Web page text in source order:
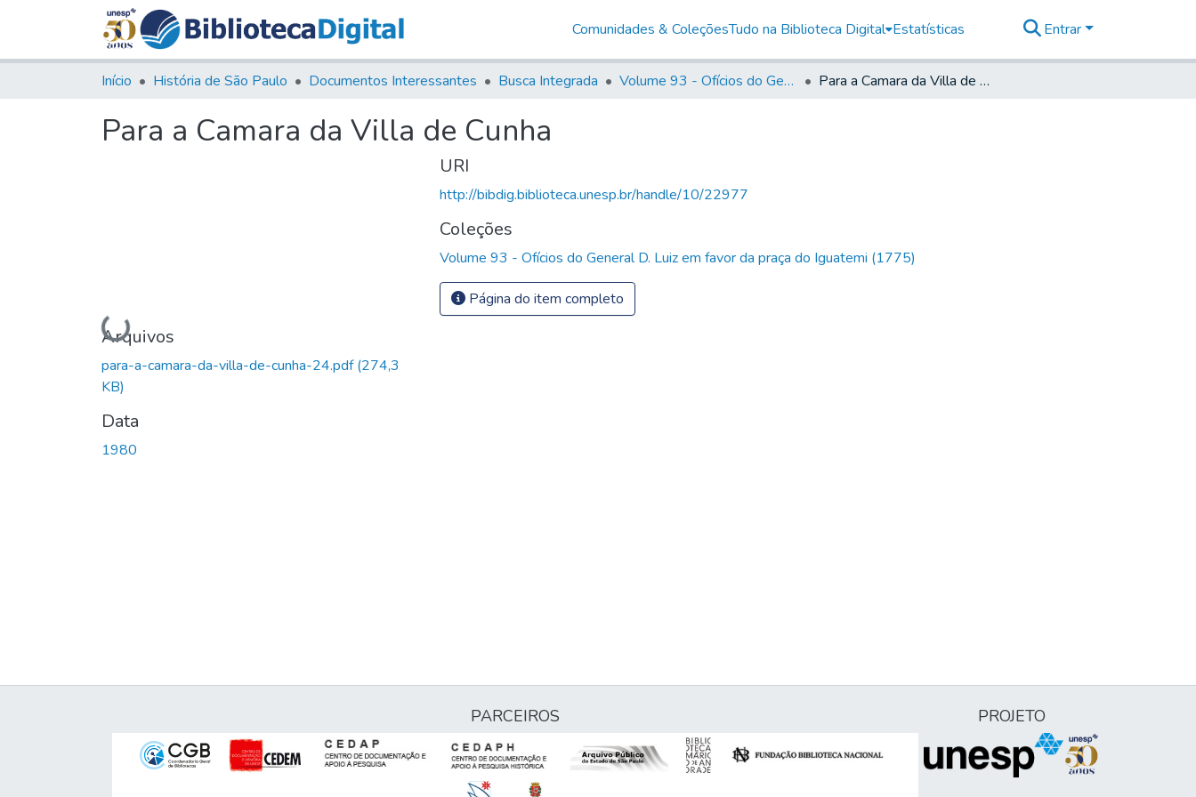
Comunidades & ColeçõesTudo na Biblioteca Digital Estatísticas Entrar
Início História de São Paulo Documentos Interessantes Busca Integrada Volume 93 - Ofícios do General D. Luiz em favor da praça do Iguatemi (1775) Para a Camara da Villa de Cunha
Para a Camara da Villa de Cunha
Carregando...
Arquivos
para-a-camara-da-villa-de-cunha-24.pdf(274,3
KB)
Data
1980
URI
http://bibdig.biblioteca.unesp.br/handle/10/22977
Coleções
Volume 93 - Ofícios do General D. Luiz em favor da praça do Iguatemi (1775)
Página do item completo
PARCEIROS PROJETO